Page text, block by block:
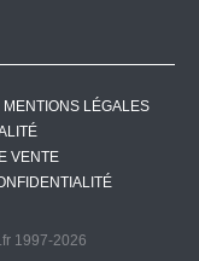
MENTIONS LÉGALES
VENTE
1997-2026